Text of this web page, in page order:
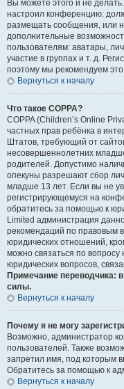
Вы можете этого и не
настроил конференцию:
размещать сообщения, или
дополнительные
пользователям: аватары,
участие в группах и т. д.
поэтому мы рекомендуем это
Вернуться к началу
Что такое COPPA?
COPPA (Children’s Online
частных прав ребёнка в
Штатов, требующий от
несовершеннолетних
родителей. Допустимо
опекуны разрешают сбор
младше 13 лет. Если вы не
регистрирующемуся на
обратитесь за помощью к
Limited администрация
рекомендаций по правовым
юридических отношений,
можно связаться по вопросу
юридических вопросов,
Примечание переводчика:
силы.
Вернуться к началу
Почему я не могу
Возможно, администратор
пользователей. Также
запретил имя, под которым
Обратитесь за помощью к
Вернуться к началу